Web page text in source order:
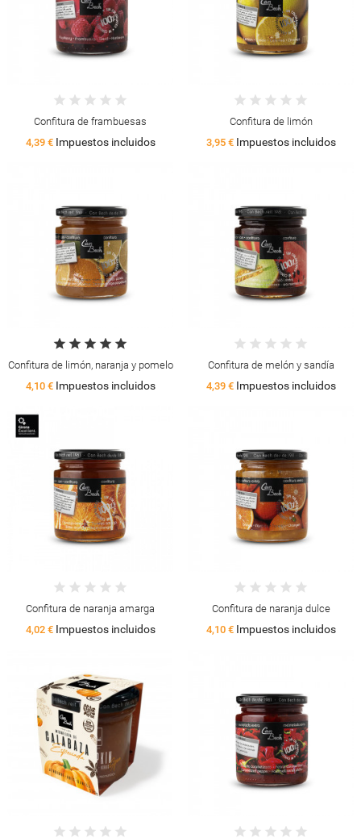
Confitura de frambuesas
4,39 € Impuestos incluidos
Confitura de limón
3,95 € Impuestos incluidos
Confitura de limón, naranja y pomelo
4,10 € Impuestos incluidos
Confitura de melón y sandía
4,39 € Impuestos incluidos
Confitura de naranja amarga
4,02 € Impuestos incluidos
Confitura de naranja dulce
4,10 € Impuestos incluidos